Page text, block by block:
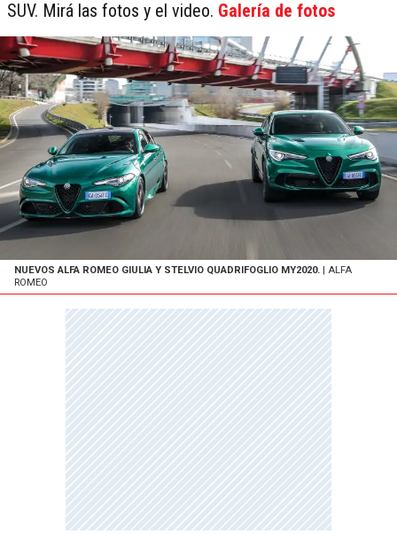
SUV. Mirá las fotos y el video. Galería de fotos
NUEVOS ALFA ROMEO GIULIA Y STELVIO QUADRIFOGLIO MY2020. | ALFA
ROMEO